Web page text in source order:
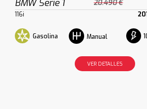
BMW Serie 1 20.490 €
116i
Gasolina Manual
VER DETALLES